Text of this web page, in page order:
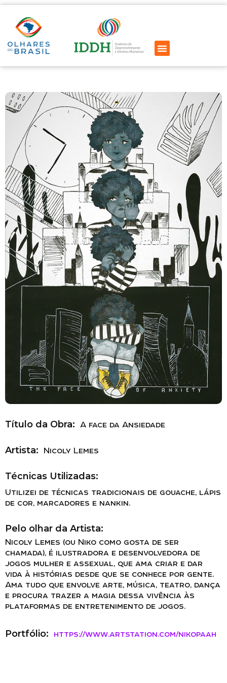
Título da Obra: A face da Ansiedade
Artista: Nicoly Lemes
Técnicas Utilizadas:
Utilizei de técnicas tradicionais de gouache, lápis
de cor, marcadores e nankin.
Pelo olhar da Artista:
Nicoly Lemes (ou Niko como gosta de ser
chamada), é ilustradora e desenvolvedora de
jogos mulher e assexual, que ama criar e dar
vida à histórias desde que se conhece por gente.
Ama tudo que envolve arte, música, teatro, dança
e procura trazer a magia dessa vivência às
plataformas de entretenimento de jogos.
Portfólio: https://www.artstation.com/nikopaah